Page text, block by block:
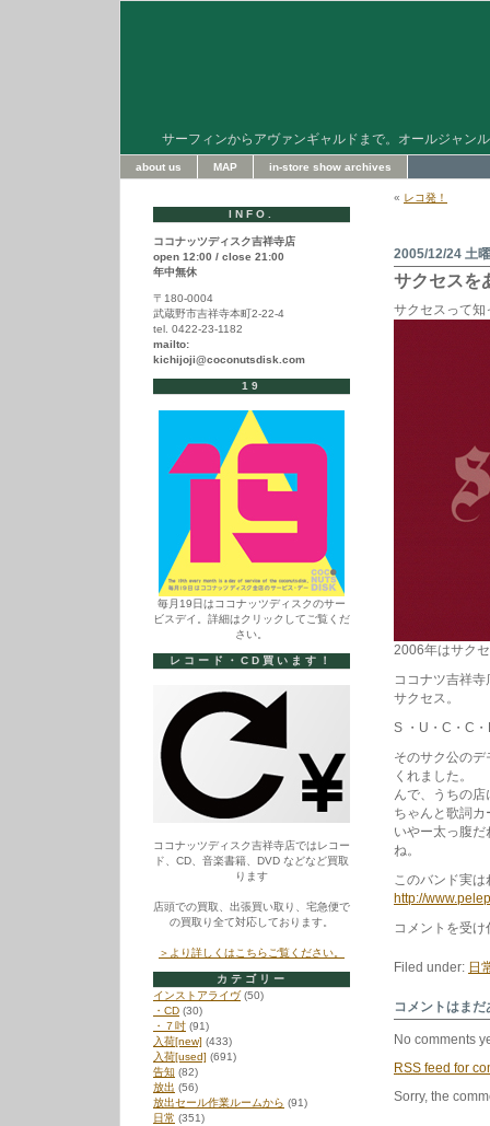
サーフィンからアヴァンギャルドまで。オールジャン
about us MAP in-store show archives
« レコ発！
2005/12/24 土
サクセスを
サクセスって知
2006年はサク
ココナツ吉祥
サクセス。
S ・U・C・C
そのサク公の
くれました。
んで、うちの
ちゃんと歌詞
いやー太っ腹
ね。
このバンド実
http://
サ
ス
あ
な
た
に
は
コメントを受
Filed under: 日
コメントはま
No comments
RSS feed for
Sorry, the
INFO.
ココナッツディスク吉祥寺店
open 12:00 / close 21:00
年中無休
〒180-0004
武蔵野市吉祥寺本町2-22-4
tel. 0422-23-1182
mailto:
kichijoji@coconutsdisk.com
19
毎月19日はココナッツディスクのサー
ビスデイ。詳細はクリックしてご覧くだ
さい。
レコード・CD買います！
ココナッツディスク吉祥寺店ではレコー
ド、CD、音楽書籍、DVD などなど買取
ります
店頭での買取、出張買い取り、宅急便で
の買取り全て対応しております。
＞より詳しくはこちらご覧ください。
カテゴリー
インストアライヴ(50)
・CD (30)
・７吋 (91)
入荷[new] (433)
入荷[used] (691)
告知 (82)
放出 (56)
放出セール作業ルームから (91)
日常 (351)